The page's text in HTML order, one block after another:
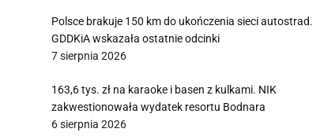
Polsce brakuje 150 km do ukończenia sieci autostrad.
GDDKiA wskazała ostatnie odcinki
7 sierpnia 2026
163,6 tys. zł na karaoke i basen z kulkami. NIK
zakwestionowała wydatek resortu Bodnara
6 sierpnia 2026